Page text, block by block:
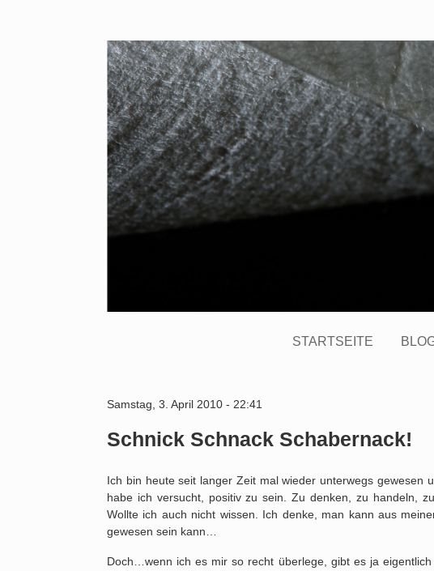
STARTSEITE
Samstag, 3. April 2010 - 22:41
Schnick Schnack Schabernack!
Ich bin heute seit langer Zeit mal wieder unterwegs gewesen
habe ich versucht, positiv zu sein. Zu denken, zu handeln,
Wollte ich auch nicht wissen. Ich denke, man kann aus
gewesen sein kann…
Doch…wenn ich es mir so recht überlege, gibt es ja